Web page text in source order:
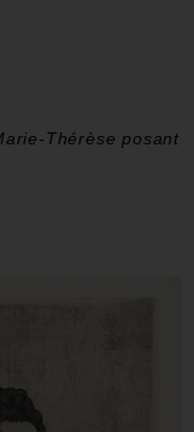
Thérèse posant